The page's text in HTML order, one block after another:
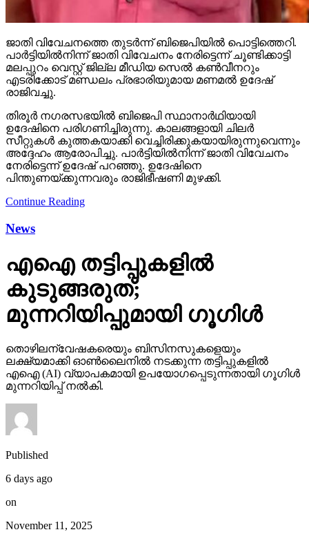
ജാതി വിവേചനത്തെ തുടര്‍ന്ന് ബിജെപിയില്‍ പൊട്ടിത്തെറി.
പാര്‍ട്ടിയില്‍നിന്ന് ജാതി വിവേചനം നേരിട്ടെന്ന് ചൂണ്ടിക്കാട്ടി
മലപ്പുറം വെസ്റ്റ് ജില്ല മീഡിയ സെല്‍ കണ്‍വീനറും
എടരിക്കോട് മണ്ഡലം പ്രഭാരിയുമായ മണമല്‍ ഉദേഷ്
രാജിവച്ചു.
തിരൂര്‍ നഗരസഭയില്‍ ബിജെപി സ്ഥാനാര്‍ഥിയായി
ഉദേഷിനെ പരിഗണിച്ചിരുന്നു. കാലങ്ങളായി ചിലര്‍
സീറ്റുകള്‍ കുത്തകയാക്കി വെച്ചിരിക്കുകയായിരുന്നുവെന്നും
അദ്ദേഹം ആരോപിച്ചു. പാര്‍ട്ടിയില്‍നിന്ന് ജാതി വിവേചനം
നേരിട്ടെന്ന് ഉദേഷ് പറഞ്ഞു. ഉദേഷിനെ
പിന്തുണയ്ക്കുന്നവരും രാജിഭീഷണി മുഴക്കി.
Continue Reading
News
എഐ തട്ടിപ്പുകളില്‍
കുടുങ്ങരുത്;
മുന്നറിയിപ്പുമായി ഗൂഗിള്‍
തൊഴിലന്വേഷകരെയും ബിസിനസുകളെയും
ലക്ഷ്യമാക്കി ഓണ്‍ലൈനില്‍ നടക്കുന്ന തട്ടിപ്പുകളില്‍
എഐ (AI) വ്യാപകമായി ഉപയോഗപ്പെടുന്നതായി ഗൂഗിള്‍
മുന്നറിയിപ്പ് നല്‍കി.
Published
6 days ago
on
November 11, 2025